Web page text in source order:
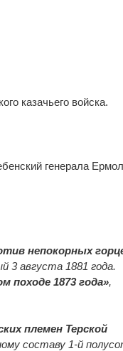
казачьего войска.
генерала
непокорных
3 августа 1881 года.
походе 1873 года»,
племен Терской
составу 1-й